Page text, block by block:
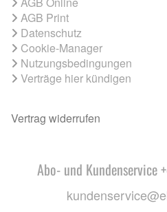
AGB Print
Datenschutz
Cookie-Manager
Nutzungsbedingungen
Verträge hier kündigen
Vertrag widerrufen
Abo- und